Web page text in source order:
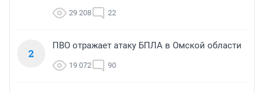
29 208 22
2
ПВО отражает атаку БПЛА в Омской области
19 072 90